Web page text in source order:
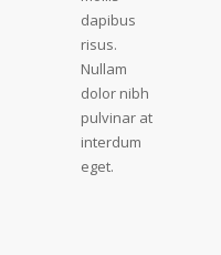
dapibus
risus.
Nullam
dolor nibh
pulvinar at
interdum
eget.